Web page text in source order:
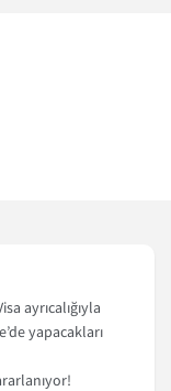
ayrıcalığıyla
yapacakları